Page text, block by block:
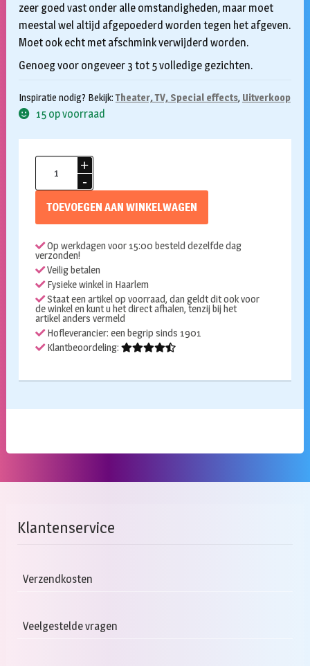
was:
€5,50.
is:
€1,00.
zeer goed vast onder alle omstandigheden, maar moet
meestal wel altijd afgepoederd worden tegen het afgeven.
Moet ook echt met afschmink verwijderd worden.
Genoeg voor ongeveer 3 tot 5 volledige gezichten.
Inspiratie nodig? Bekijk:Theater, TV, Special effects, Uitverkoop
15 op voorraad
vetschmink
wit
TOEVOEGEN AAN WINKELWAGEN
Op werkdagen voor 15:00 besteld dezelfde dag
verzonden!
Veilig betalen
Fysieke winkel in Haarlem
Staat een artikel op voorraad, dan geldt dit ook voor
de winkel en kunt u het direct afhalen, tenzij bij het
artikel anders vermeld
Hofleverancier: een begrip sinds 1901
Klantbeoordeling:
Klantenservice
Verzendkosten
Veelgestelde vragen